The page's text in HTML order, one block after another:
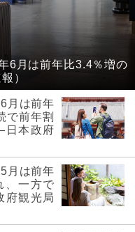
6月は前年比3.4％増の
）
月は前年
で前年割
本政府
月は前年
、一方で
観光局